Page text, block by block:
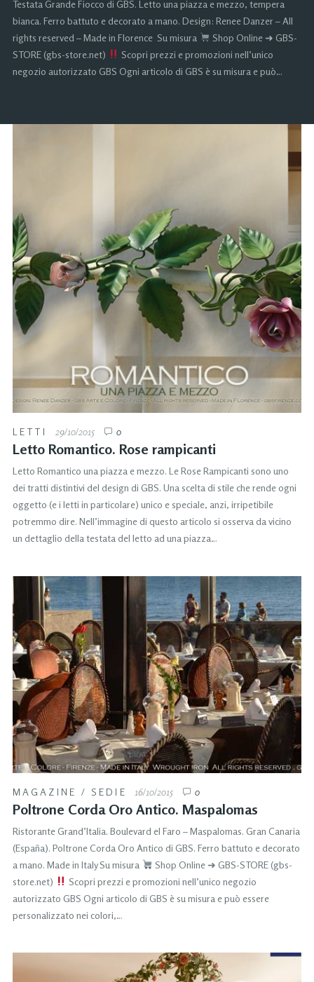
Testata Grande Fiocco di GBS. Letto una piazza e mezzo, tempera
bianca. Ferro battuto e decorato a mano. Design: Renee Danzer – All
rights reserved – Made in Florence Su misura
Shop Online ➜ GBS-
STORE (gbs-store.net)
Scopri prezzi e promozioni nell’unico
negozio autorizzato GBS Ogni articolo di GBS è su misura e può…
LETTI 29/10/2015 0
Letto Romantico. Rose rampicanti
Letto Romantico una piazza e mezzo. Le Rose Rampicanti sono uno
dei tratti distintivi del design di GBS. Una scelta di stile che rende ogni
oggetto (e i letti in particolare) unico e speciale, anzi, irripetibile
potremmo dire. Nell’immagine di questo articolo si osserva da vicino
un dettaglio della testata del letto ad una piazza…
MAGAZINE / SEDIE 16/10/2015 0
Poltrone Corda Oro Antico. Maspalomas
Ristorante Grand’Italia. Boulevard el Faro – Maspalomas. Gran Canaria
(España). Poltrone Corda Oro Antico di GBS. Ferro battuto e decorato
a mano. Made in Italy Su misura
Shop Online ➜ GBS-STORE (gbs-
store.net)
Scopri prezzi e promozioni nell’unico negozio
autorizzato GBS Ogni articolo di GBS è su misura e può essere
personalizzato nei colori,…